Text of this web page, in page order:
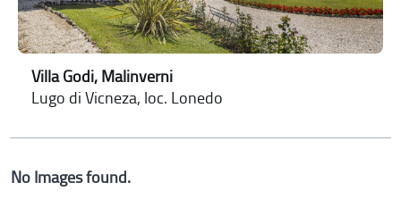
Villa Godi, Malinverni
Lugo di Vicneza, loc. Lonedo
No Images found.